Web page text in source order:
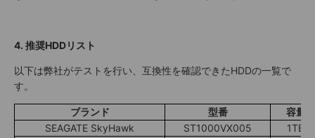
4. 推奨HDDリスト
以下は弊社がテストを行い、互換性を確認できたHDDの一覧で
す。
ブランド 型番
容量
SEAGATE SkyHawk
ST1000VX005
1TB